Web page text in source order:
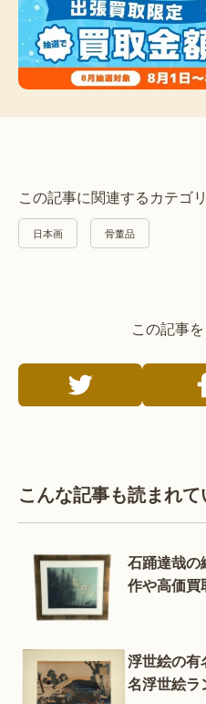
この記事に関連するカテゴ
日本画 骨董品
この記事
こんな記事も読まれ
石踊達哉の
作や高価買
浮世絵の有
名浮世絵ラ